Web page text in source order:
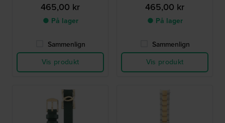
465,00 kr
● På lager
Sammenlign
Vis produkt
465,00 kr
● På lager
Sammenlign
Vis produkt